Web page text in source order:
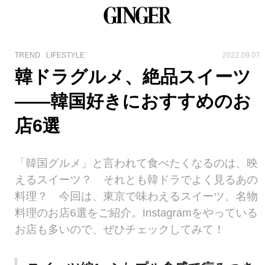
TREND LIFESTYLE 2022.09.07
韓ドラグルメ、絶品スイーツ
――韓国好きにおすすめのお
店6選
「韓国グルメ」と言われて食べたくなるのは、映
えるスイーツ？ それとも韓ドラでよく見るあの
料理？ 今回は、東京で味わえるスイーツ、名物
料理のお店6選をご紹介。Instagramをやっている
お店も多いので、ぜひチェックしてみて！